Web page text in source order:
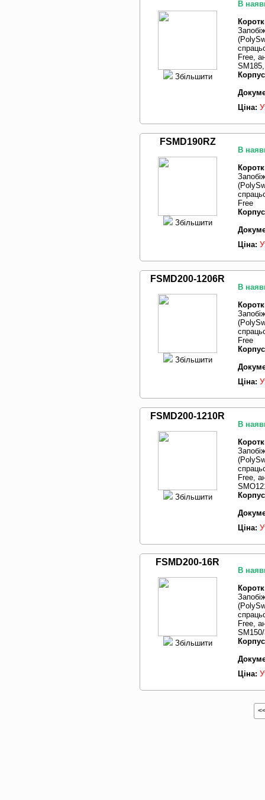
Збільшити
В
Free,
Ціна:
FSMD190RZ
Збільшити
В
Free
Ціна:
FSMD200-1206R
Збільшити
В
Free
Ціна:
FSMD200-1210R
Збільшити
В
Free,
Ціна:
FSMD200-16R
Збільшити
В
Free,
Ціна: